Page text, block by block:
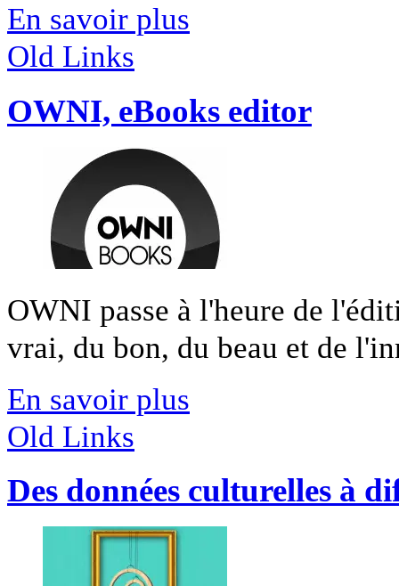
En savoir plus
Old Links
OWNI, eBooks editor
OWNI passe à l'heure de
vrai, du bon, du beau et de
En savoir plus
Old Links
Des données culturelles à